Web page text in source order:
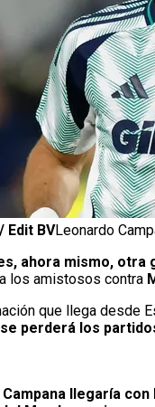
Edit BVLeonardo
ahora mismo, otra
los amistosos contra
que llega desde
se perderá los
llegaría